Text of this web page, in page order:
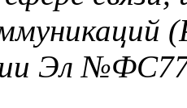
Эл